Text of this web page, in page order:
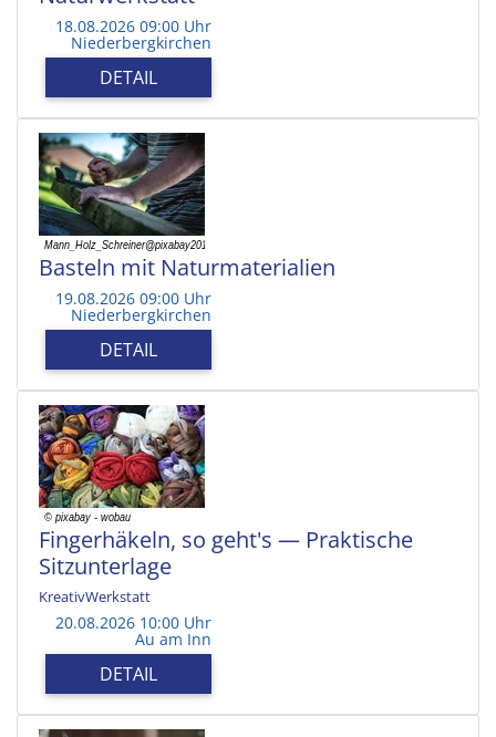
18.08.2026 09:00 Uhr
Niederbergkirchen
DETAIL
Basteln mit Naturmaterialien
19.08.2026 09:00 Uhr
Niederbergkirchen
DETAIL
Fingerhäkeln, so geht's — Praktische
Sitzunterlage
KreativWerkstatt
20.08.2026 10:00 Uhr
Au am Inn
DETAIL